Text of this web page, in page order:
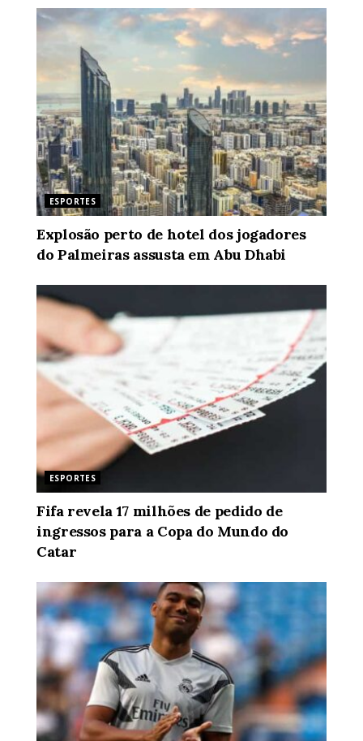
ESPORTES
Explosão perto de hotel dos jogadores
do Palmeiras assusta em Abu Dhabi
ESPORTES
Fifa revela 17 milhões de pedido de
ingressos para a Copa do Mundo do
Catar